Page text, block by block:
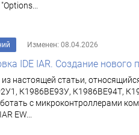
Изменен: 08.04.2026
IDE IAR. Создание нового
настоящей статьи,
К1986ВЕ93У, К1986ВЕ94Т,
с микроконтроллерами
EW...